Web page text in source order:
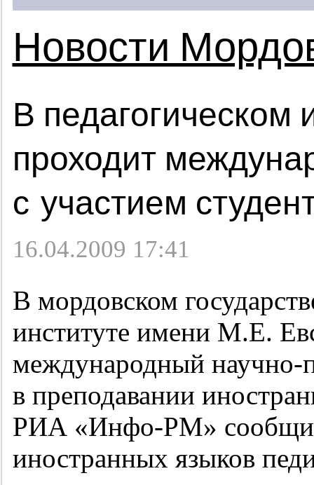
Новости
В педагогическом
проходит
с участием
16.04.2009 17:41
В мордовском
институте имени М.Е.
международный научно-
в преподавании
РИА «Инфо-РМ»
иностранных языков